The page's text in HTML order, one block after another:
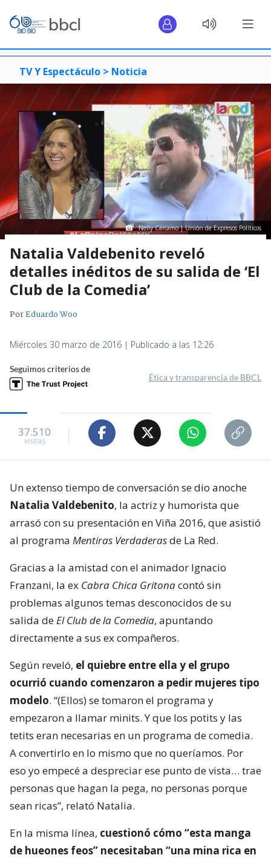
TV Y Espectáculo > Noticia
Nelly Cárcamo | Unión de Expresos Políticos
Natalia Valdebenito reveló
detalles inéditos de su salida de ‘El
Club de la Comedia’
PorEduardo Woo
Miércoles 30 marzo de 2016 | Publicado a las 12:26
Seguimos criterios de
Ética y transparencia de BBCL
37.510
visitas
Un extenso tiempo de conversación se dio anoche
Natalia Valdebenito, la actriz y humorista que
arrasó con su presentación en Viña 2016, que asistió
al programa Mentiras Verdaderasde La Red.
Gracias a la amistad con el animador Ignacio
Franzani, la ex Cabra Chica Gritonacontó sin
problemas algunos temas desconocidos de su
salida deEl Club de la Comedia, apuntando
directamente a sus ex compañeros.
Según reveló, el quiebre entre ella y el grupo
ocurrió cuando comenzaron a pedir mujeres tipo
modelo. “(Ellos) se tomaron el programa y
empezaron a llamar minits. Y que los potits y las
tetits eran necesarias en un programa de comedia.
A convertirlo en lo mismo que no queríamos. Por
eso yo empecé a despreciar ese punto de vista… trae
personas que hagan la pega, no personas porque
sean ricas”, relató Natalia.
En la misma línea, cuestionó cómo “esta manga
de hueones feos” necesitaban “una mina rica en